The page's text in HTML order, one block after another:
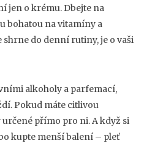
jen o krému. Dbejte na
bohatou na vitamíny a
shrne do denní rutiny, je o vaši
alkoholy a parfemací,
Pokud máte citlivou
přímo pro ni. A když si
kupte menší balení – pleť